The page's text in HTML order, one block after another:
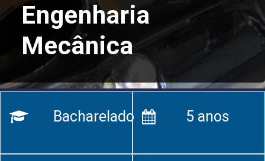
Engenharia
Mecânica
Bacharelado 5 anos